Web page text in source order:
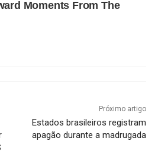
Moments From The
Próximo artigo
Estados brasileiros registram
apagão durante a madrugada